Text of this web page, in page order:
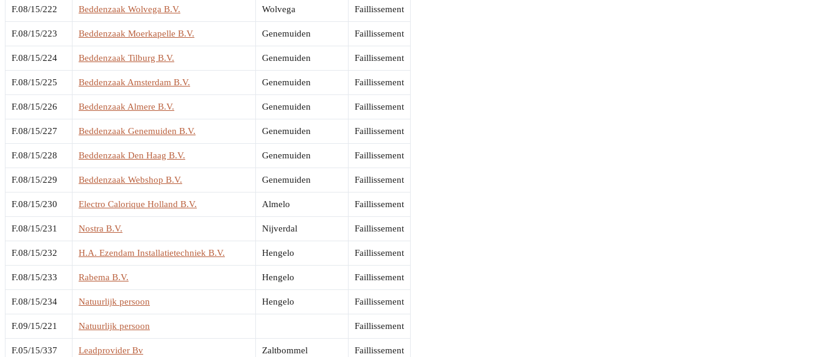
F.08/15/222 Beddenzaak Wolvega B.V. Wolvega Faillissement
F.08/15/223 Beddenzaak Moerkapelle B.V. Genemuiden Faillissement
F.08/15/224 Beddenzaak Tilburg B.V. Genemuiden Faillissement
F.08/15/225 Beddenzaak Amsterdam B.V. Genemuiden Faillissement
F.08/15/226 Beddenzaak Almere B.V. Genemuiden Faillissement
F.08/15/227 Beddenzaak Genemuiden B.V. Genemuiden Faillissement
F.08/15/228 Beddenzaak Den Haag B.V. Genemuiden Faillissement
F.08/15/229 Beddenzaak Webshop B.V. Genemuiden Faillissement
F.08/15/230 Electro Calorique Holland B.V. Almelo Faillissement
F.08/15/231 Nostra B.V. Nijverdal Faillissement
F.08/15/232 H.A. Ezendam Installatietechniek B.V. Hengelo Faillissement
F.08/15/233 Rabema B.V. Hengelo Faillissement
F.08/15/234 Natuurlijk persoon Hengelo Faillissement
F.09/15/221 Natuurlijk persoon Faillissement
F.05/15/337 Leadprovider Bv Zaltbommel Faillissement